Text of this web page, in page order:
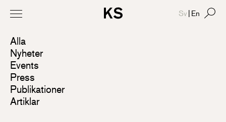
Alla
Nyheter
Events
Press
Publikationer
Artiklar
Sv | En